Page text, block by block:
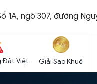
1A, ngõ 307, đường
Đất Việt Giải Sao Khuê